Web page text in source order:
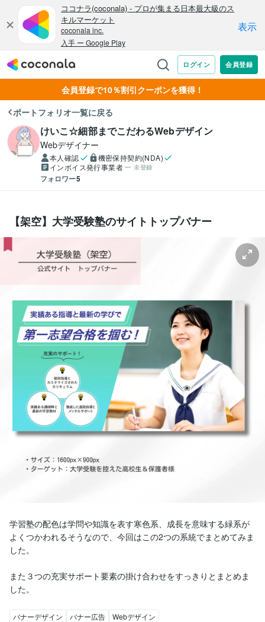
会員登録で10％割引クーポンを獲得！
ポートフォリオ一覧に戻る
けいこ☆細部までこだわるWebデザイン
Webデザイナー
本人確認
機密保持契約(NDA)
インボイス発行事業者
未登録
フォロワー5
【架空】大学受験塾のサイトトップバナー
学習塾の配色は学問や知識を表す寒色系、成長を意味する緑系が
よくつかわれるそうなので、今回はこの2つの系統でまとめてみま
した。
また３つの充実サポート要素の掛け合わせをすっきりとまとめま
した。
バナーデザイン バナー広告 Webデザイン